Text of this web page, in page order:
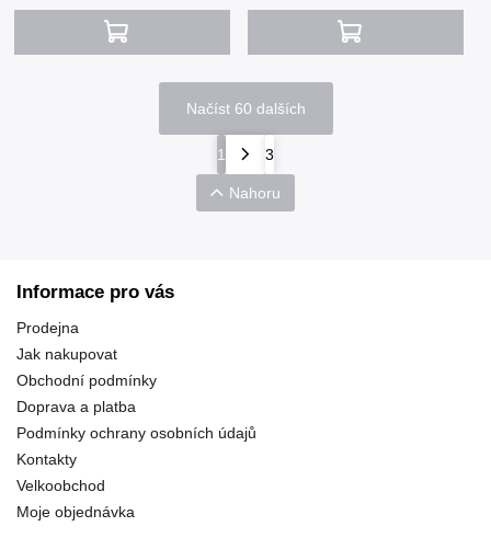
Načíst 60 dalších
1 3
Nahoru
Informace pro vás
Prodejna
Jak nakupovat
Obchodní podmínky
Doprava a platba
Podmínky ochrany osobních údajů
Kontakty
Velkoobchod
Moje objednávka